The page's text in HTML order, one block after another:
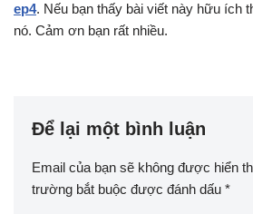
ep4. Nếu bạn thấy bài viết này hữu ích
nó. Cảm ơn bạn rất nhiều.
Để lại một bình luận
Email của bạn sẽ không được hiển
trường bắt buộc được đánh dấu *